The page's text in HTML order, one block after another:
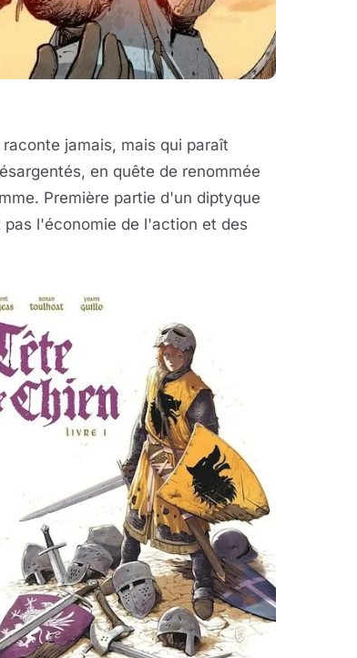
jamais, mais qui paraît
en quête de renommée
Première partie d'un diptyque
l'économie de l'action et des